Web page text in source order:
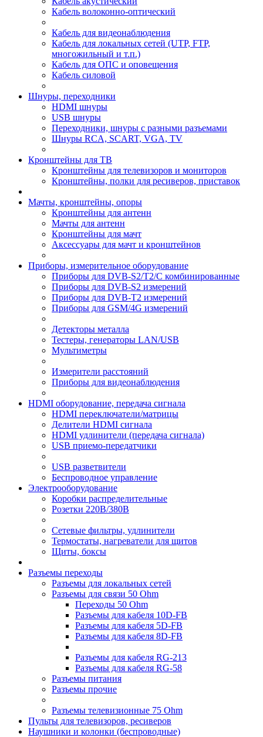
Кабель волоконно-оптический
Кабель для видеонаблюдения
Кабель для локальных сетей (UTP, FTP,
многожильный и т.п.)
Кабель для ОПС и оповещения
Кабель силовой
Шнуры, переходники
HDMI шнуры
USB шнуры
Переходники, шнуры с разными разъемами
Шнуры RCA, SCART, VGA, TV
Кронштейны для ТВ
Кронштейны для телевизоров и мониторов
Кронштейны, полки для ресиверов, приставок
Мачты, кронштейны, опоры
Кронштейны для антенн
Мачты для антенн
Кронштейны для мачт
Аксессуары для мачт и кронштейнов
Приборы, измерительное оборудование
Приборы для DVB-S2/T2/C комбинированные
Приборы для DVB-S2 измерений
Приборы для DVB-T2 измерений
Приборы для GSM/4G измерений
Детекторы металла
Тестеры, генераторы LAN/USB
Мультиметры
Измерители расстояний
Приборы для видеонаблюдения
HDMI оборудование, передача сигнала
HDMI переключатели/матрицы
Делители HDMI сигнала
HDMI удлинители (передача сигнала)
USB приемо-передатчики
USB разветвители
Беспроводное управление
Электрооборудование
Коробки распределительные
Розетки 220В/380В
Сетевые фильтры, удлинители
Термостаты, нагреватели для щитов
Щиты, боксы
Разъемы переходы
Разъемы для локальных сетей
Разъемы для связи 50 Ohm
Переходы 50 Ohm
Разъемы для кабеля 10D-FB
Разъемы для кабеля 5D-FB
Разъемы для кабеля 8D-FB
Разъемы для кабеля RG-213
Разъемы для кабеля RG-58
Разъемы питания
Разъемы прочие
Разъемы телевизионные 75 Ohm
Пульты для телевизоров, ресиверов
Наушники и колонки (беспроводные)